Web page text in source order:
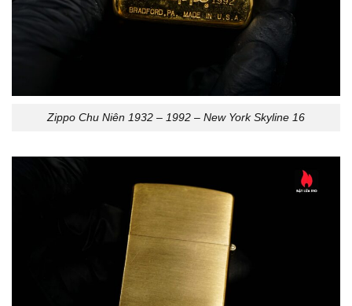
Zippo Chu Niên 1932 – 1992 – New York Skyline 16